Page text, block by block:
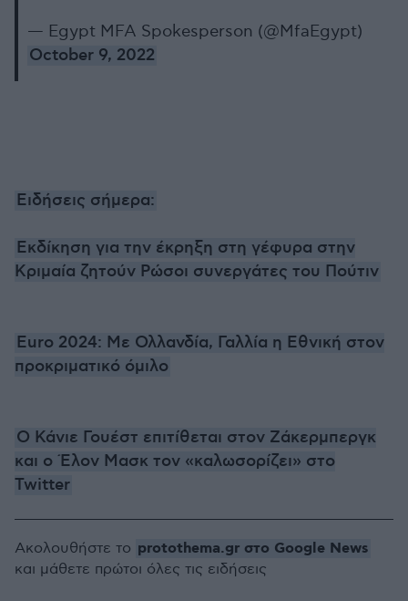
— Egypt MFA Spokesperson (@MfaEgypt)
October 9, 2022
Ειδήσεις σήμερα:
Εκδίκηση για την έκρηξη στη γέφυρα στην
Κριμαία ζητούν Ρώσοι συνεργάτες του Πούτιν
Euro 2024: Με Ολλανδία, Γαλλία η Εθνική στον
προκριματικό όμιλο
Ο Κάνιε Γουέστ επιτίθεται στον Ζάκερμπεργκ
και ο Έλον Μασκ τον «καλωσορίζει» στο
Twitter
Ακολουθήστε το protothema.gr στο Google News
και μάθετε πρώτοι όλες τις ειδήσεις